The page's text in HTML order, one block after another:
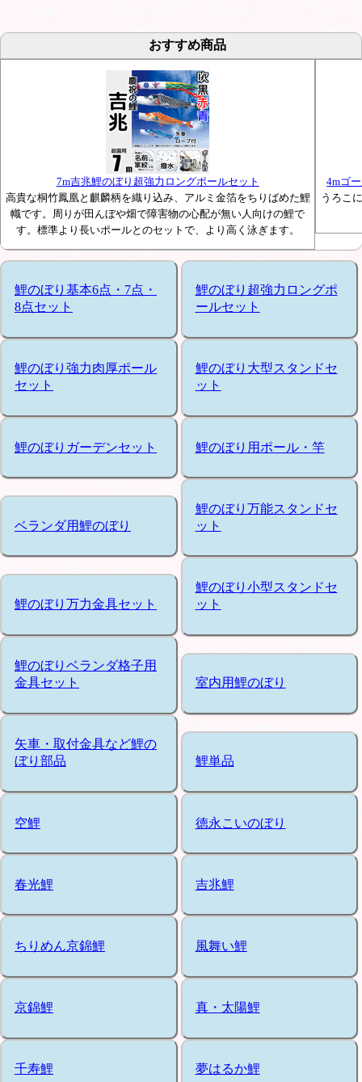
おすすめ商品
7m吉兆鯉のぼり超強力ロングポールセット
高貴な桐竹鳳凰と麒麟柄を織り込み、アルミ金箔をちりばめた鯉
幟です。周りが田んぼや畑で障害物の心配が無い人向けの鯉で
す。標準より長いポールとのセットで、より高く泳ぎます。
4mゴ
うろこ
鯉のぼり基本6点・7点・
8点セット
鯉のぼり超強力ロングポ
ールセット
鯉のぼり強力肉厚ポール
セット
鯉のぼり大型スタンドセ
ット
鯉のぼりガーデンセット 鯉のぼり用ポール・竿
ベランダ用鯉のぼり
鯉のぼり万能スタンドセ
ット
鯉のぼり万力金具セット
鯉のぼり小型スタンドセ
ット
鯉のぼりベランダ格子用
金具セット
室内用鯉のぼり
矢車・取付金具など鯉の
ぼり部品
鯉単品
空鯉 徳永こいのぼり
春光鯉 吉兆鯉
ちりめん京錦鯉 風舞い鯉
京錦鯉 真・太陽鯉
千寿鯉 夢はるか鯉